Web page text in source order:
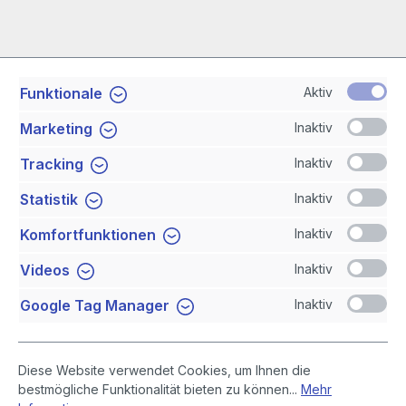
Service-Hotline
Shop Service
Newsletter
Funktionale Aktiv
Marketing Inaktiv
Tracking Inaktiv
Statistik Inaktiv
Komfortfunktionen Inaktiv
Videos Inaktiv
Google Tag Manager Inaktiv
Diese Website verwendet Cookies, um Ihnen die
bestmögliche Funktionalität bieten zu können... Mehr